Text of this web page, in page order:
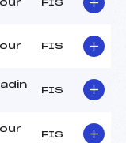
FIS
FIS
FIS
FIS